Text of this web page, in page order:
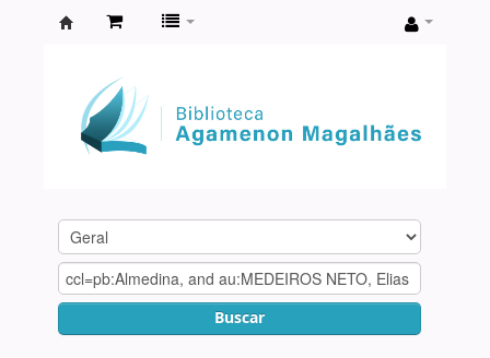
Agamenon
Magalhães
Buscar